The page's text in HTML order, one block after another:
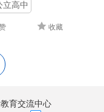
立高中
收藏
育交流中心